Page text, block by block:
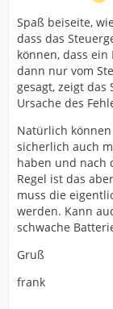
Spaß beiseite,
dass das
können, dass
dann nur vom
gesagt, zeigt das
Ursache des
Natürlich
sicherlich auch
haben und nach
Regel ist das
muss die
werden. Kann
schwache
Gruß
frank